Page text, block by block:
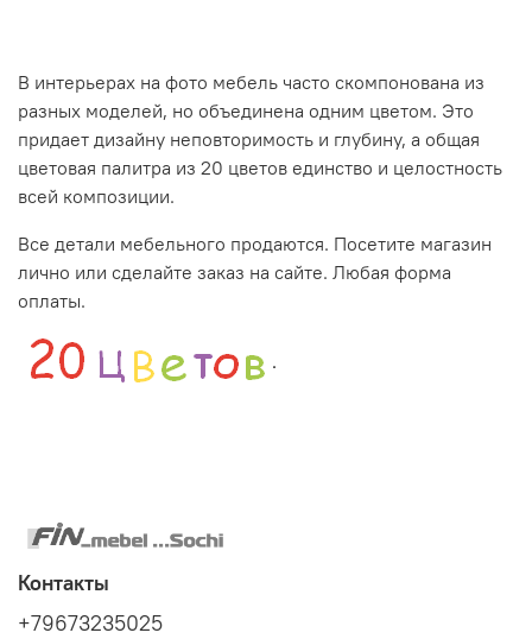
В интерьерах на фото мебель часто скомпонована из
разных моделей, но объединена одним цветом. Это
придает дизайну неповторимость и глубину, а общая
цветовая палитра из 20 цветов единство и целостность
всей композиции.
Все детали мебельного продаются. Посетите магазин
лично или сделайте заказ на сайте. Любая форма
оплаты.
.
Контакты
+79673235025